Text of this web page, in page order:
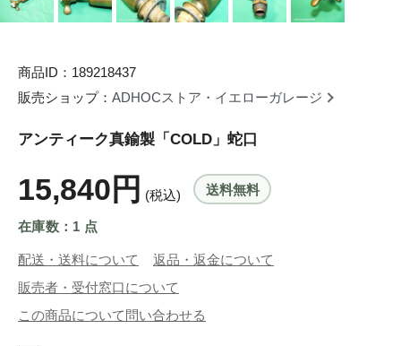
商品ID：189218437
販売ショップ： ADHOCストア・イエローガレージ
アンティーク真鍮製「COLD」蛇口
15,840円 (税込) 送料無料
在庫数：1 点
配送・送料について
返品・返金について
販売者・受付窓口について
この商品について問い合わせる